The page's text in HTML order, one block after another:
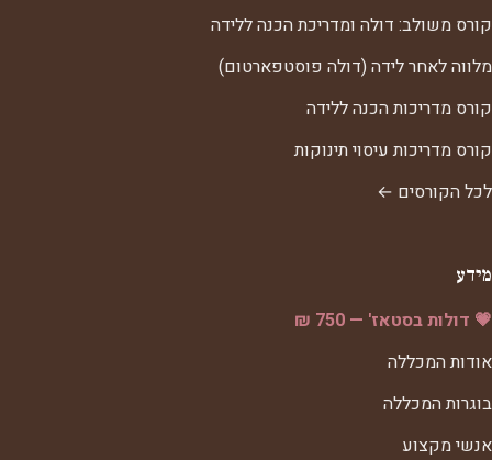
קורס משולב: דולה ומדריכת הכנה ללידה
מלווה לאחר לידה (דולה פוסטפארטום)
קורס מדריכות הכנה ללידה
קורס מדריכות עיסוי תינוקות
לכל הקורסים ←
מידע
💗 דולות בסטאז' — 750 ₪
אודות המכללה
בוגרות המכללה
אנשי מקצוע